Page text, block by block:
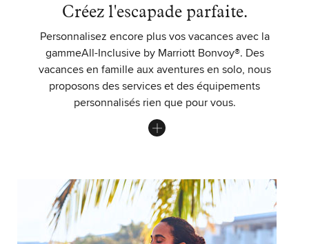
Créez l'escapade parfaite.
Personnalisez encore plus vos vacances avec la
gammeAll-Inclusive by Marriott Bonvoy®. Des
vacances en famille aux aventures en solo, nous
proposons des services et des équipements
personnalisés rien que pour vous.